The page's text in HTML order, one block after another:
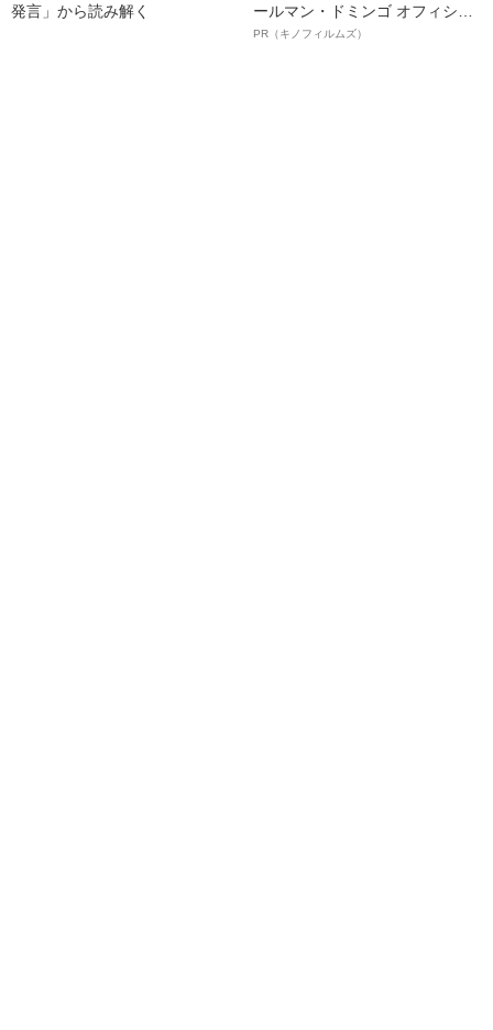
発言」から読み解く
ールマン・ドミンゴ オフィシャ
ルインタビュー“観客を魅了した
PR（キノフィルムズ）